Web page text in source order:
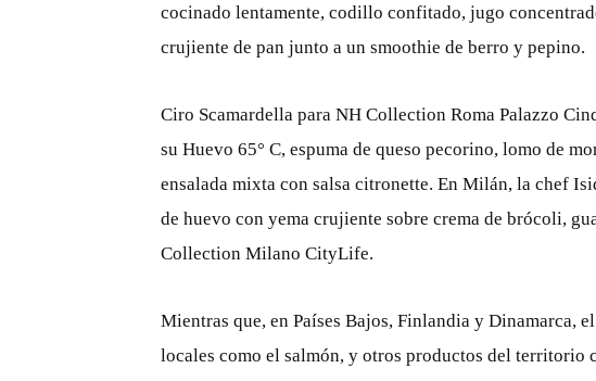
cocinado lentamente, codillo confitado, jugo
crujiente de pan junto a un smoothie de berro y pepino.
Ciro Scamardella para NH Collection Roma Palazzo
su Huevo 65° C, espuma de queso pecorino, lomo de
ensalada mixta con salsa citronette. En Milán, la chef
de huevo con yema crujiente sobre crema de brócoli,
Collection Milano CityLife.
Mientras que, en Países Bajos, Finlandia y Dinamarca,
locales como el salmón, y otros productos del territorio